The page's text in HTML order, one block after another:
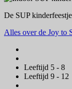
De SUP
Alles over de Joy to
Leeftijd 5 - 8
Leeftijd 9 - 12